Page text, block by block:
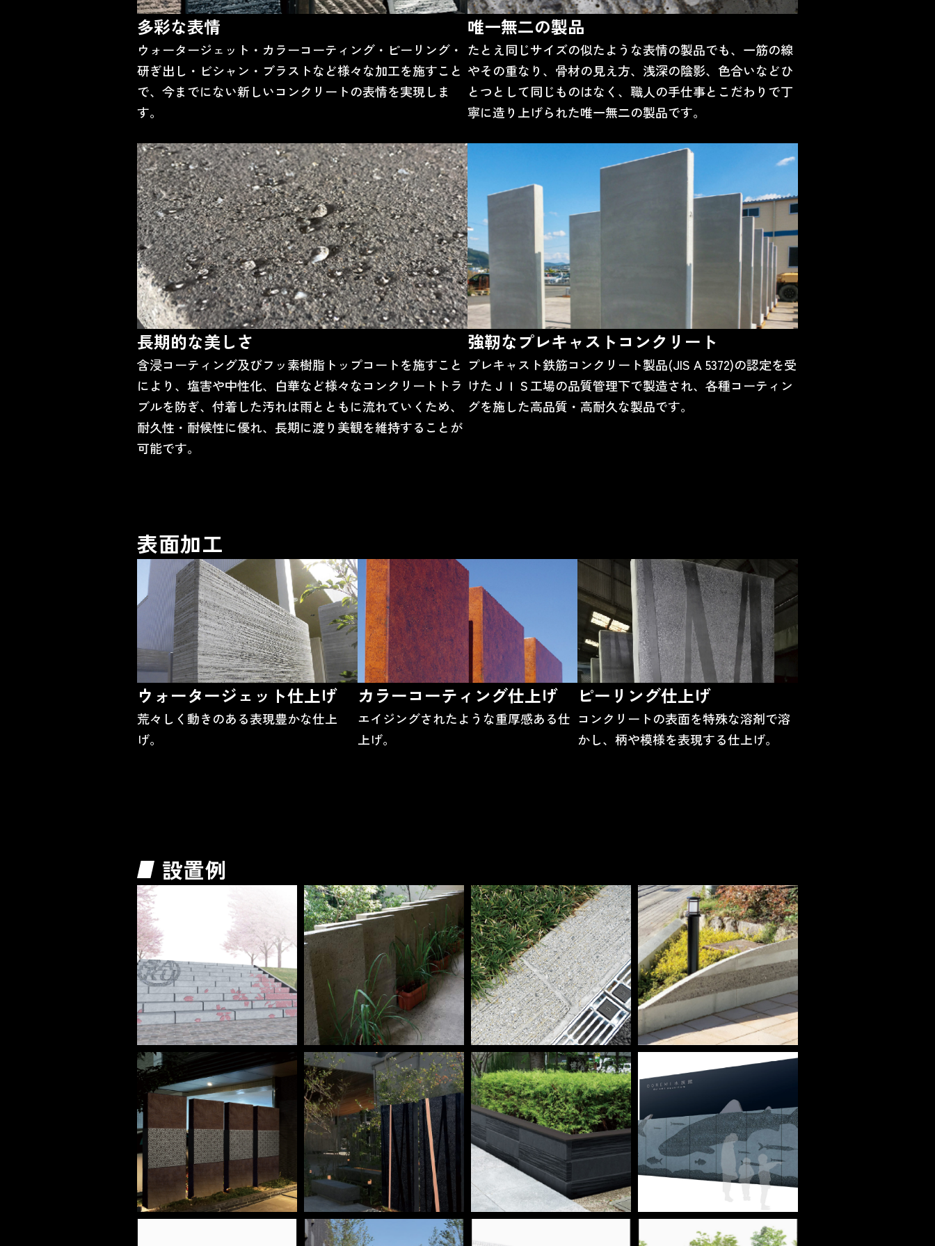
多彩な表情
ウォータージェット・カラーコーティング・ピーリング・
研ぎ出し・ビシャン・ブラストなど様々な加工を施すこと
で、今までにない新しいコンクリートの表情を実現しま
す。
唯一無二の製品
たとえ同じサイズの似たような表情の製品でも、一筋の線
やその重なり、骨材の見え方、浅深の陰影、色合いなどひ
とつとして同じものはなく、職人の手仕事とこだわりで丁
寧に造り上げられた唯一無二の製品です。
長期的な美しさ
含浸コーティング及びフッ素樹脂トップコートを施すこと
により、塩害や中性化、白華など様々なコンクリートトラ
ブルを防ぎ、付着した汚れは雨とともに流れていくため、
耐久性・耐候性に優れ、長期に渡り美観を維持することが
可能です。
強靭なプレキャスト コンクリート
プレキャスト鉄筋コンクリート製品(JIS A 5372)の認定を受
けたＪＩＳ工場の品質管理下で製造され、各種コーティン
グを施した高品質・高耐久な製品です。
表面加工
ウォータージェット仕上げ
荒々しく動きのある表現豊かな仕上
げ。
カラーコーティング仕上げ
エイジングされたような重厚感ある仕
上げ。
ピーリング仕上げ
コンクリートの表面を特殊な溶剤で溶
かし、柄や模様を表現する仕上げ。
設置例